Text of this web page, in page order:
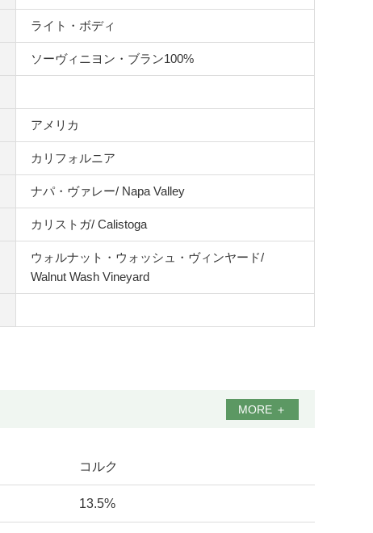
ライト・ボディ
ソーヴィニヨン・ブラン100%
アメリカ
カリフォルニア
ナパ・ヴァレー/ Napa Valley
カリストガ/ Calistoga
ウォルナット・ウォッシュ・ヴィンヤード/
Walnut Wash Vineyard
MORE ＋
コルク
13.5%